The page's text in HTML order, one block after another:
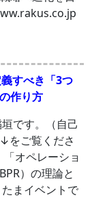
すべき「3つ
作り方
です。（自己
をご覧くださ
オペレーショ
）の理論と
まイベントで